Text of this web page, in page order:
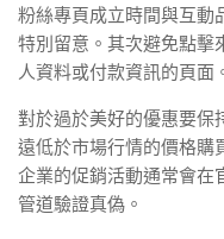
粉絲專頁成立時間與互動
特別留意。其次避免點擊
人資料或付款資訊的頁面
對於過於美好的優惠要保
遠低於市場行情的價格購
企業的促銷活動通常會在
管道驗證真偽。